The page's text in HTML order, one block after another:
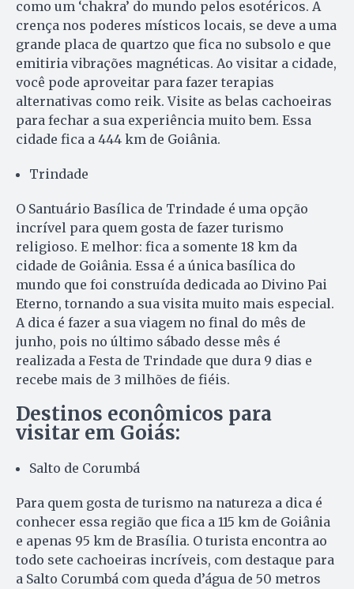
como um ‘chakra’ do mundo pelos esotéricos. A
crença nos poderes místicos locais, se deve a uma
grande placa de quartzo que fica no subsolo e que
emitiria vibrações magnéticas. Ao visitar a cidade,
você pode aproveitar para fazer terapias
alternativas como reik. Visite as belas cachoeiras
para fechar a sua experiência muito bem. Essa
cidade fica a 444 km de Goiânia.
Trindade
O Santuário Basílica de Trindade é uma opção
incrível para quem gosta de fazer turismo
religioso. E melhor: fica a somente 18 km da
cidade de Goiânia. Essa é a única basílica do
mundo que foi construída dedicada ao Divino Pai
Eterno, tornando a sua visita muito mais especial.
A dica é fazer a sua viagem no final do mês de
junho, pois no último sábado desse mês é
realizada a Festa de Trindade que dura 9 dias e
recebe mais de 3 milhões de fiéis.
Destinos econômicos para
visitar em Goiás:
Salto de Corumbá
Para quem gosta de turismo na natureza a dica é
conhecer essa região que fica a 115 km de Goiânia
e apenas 95 km de Brasília. O turista encontra ao
todo sete cachoeiras incríveis, com destaque para
a Salto Corumbá com queda d’água de 50 metros